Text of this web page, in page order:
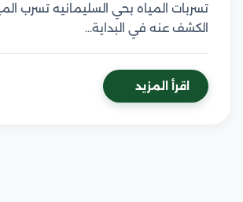
تسربات المياه بحي السليمانيه تسرب
الكشف عنه في البداية…
اقرأ المزيد